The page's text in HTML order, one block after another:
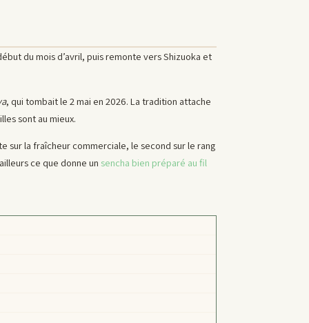
du mois d’avril, puis remonte vers Shizuoka et
, qui tombait le 2 mai en 2026. La tradition attache
sont au mieux.
sur la fraîcheur commerciale, le second sur le rang
ce que donne un sencha bien préparé au fil